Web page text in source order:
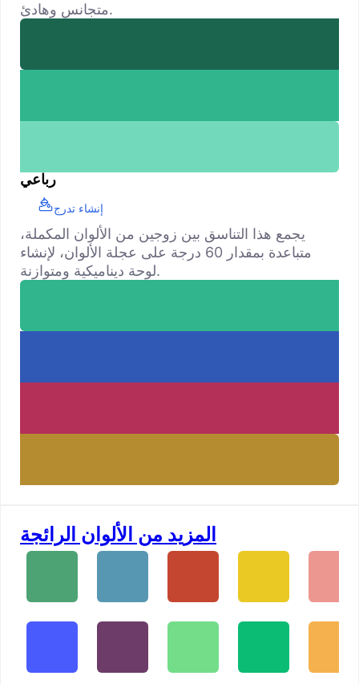
متجانس وهادئ.
رباعي
إنشاء تدرج
يجمع هذا التناسق بين زوجين من الألوان المكملة،
متباعدة بمقدار 60 درجة على عجلة الألوان، لإنشاء
لوحة ديناميكية ومتوازنة.
المزيد من الألوان الرائجة